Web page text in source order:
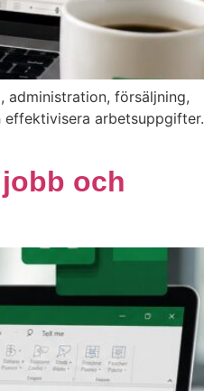
administration, försäljning,
arbetsuppgifter.
och